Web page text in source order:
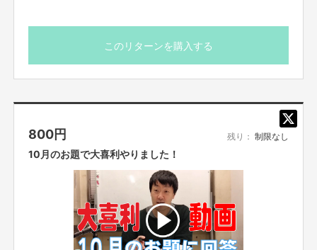
このリターンを購入する
800円 残り： 制限なし
10月のお題で大喜利やりました！